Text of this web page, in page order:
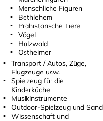
Menschliche Figuren
Bethlehem
Prähistorische Tiere
Vögel
Holzwald
Ostheimer
Transport / Autos, Züge,
Flugzeuge usw.
Spielzeug für die
Kinderküche
Musikinstrumente
Outdoor-Spielzeug und Sand
Wissenschaft und